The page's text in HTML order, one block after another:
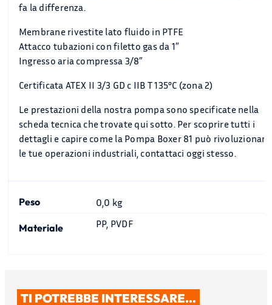
fa la differenza.
Membrane rivestite lato fluido in PTFE
Attacco tubazioni con filetto gas da 1″
Ingresso aria compressa 3/8″
Certificata ATEX II 3/3 GD c IIB T 135°C (zona 2)
Le prestazioni della nostra pompa sono specificate nella
scheda tecnica che trovate qui sotto. Per scoprire tutti i
dettagli e capire come la Pompa Boxer 81 può rivoluzionare
le tue operazioni industriali, contattaci oggi stesso.
Peso 0,0 kg
Materiale PP, PVDF
TI POTREBBE INTERESSARE…